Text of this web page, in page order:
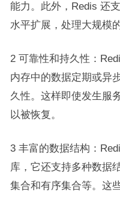
能力。此外，Redis 还
水平扩展，处理大规模
2 可靠性和持久性：
内存中的数据定期或异
久性。这样即使发生服
以被恢复。
3 丰富的数据结构：
库，它还支持多种数据
集合和有序集合等。这